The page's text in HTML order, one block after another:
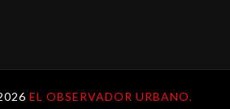
EL OBSERVADOR URBANO.